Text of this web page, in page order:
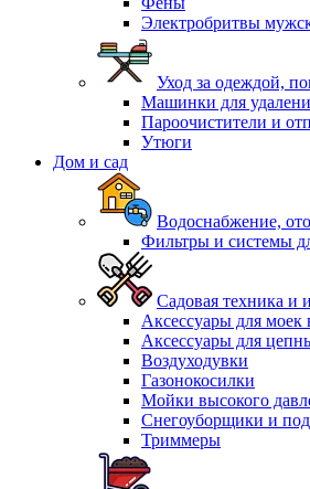
Электробритвы
Уход за одеждой,
Машинки для
Пароочистители и
Утюги
Дом и сад
Водоснабжение,
Фильтры и системы
Садовая техника и
Аксессуары для моек
Аксессуары для
Воздуходувки
Газонокосилки
Мойки высокого
Снегоуборщики и
Триммеры